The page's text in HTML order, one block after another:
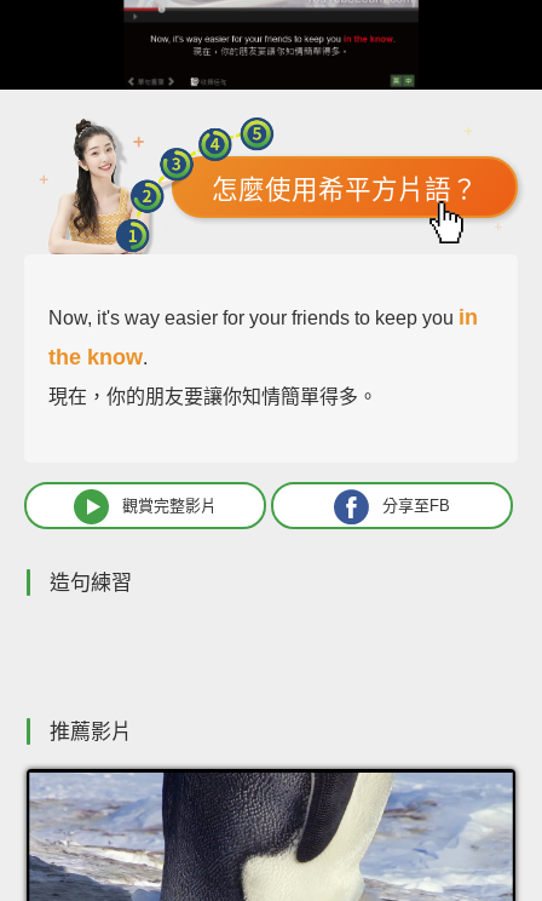
怎麼使用希平方片語？
Now, it's way easier for your friends to keep you in
the know.
現在，你的朋友要讓你知情簡單得多。
觀賞完整影片 分享至FB
造句練習
推薦影片